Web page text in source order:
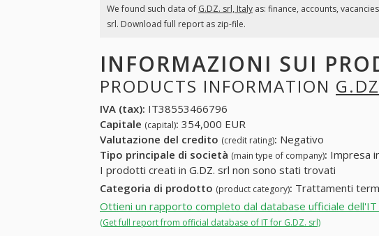
We found such data of G.DZ. srl, Italyas: finance, accounts,
srl. Download full report as zip-file.
INFORMAZIONI SUI
PRODUCTS INFORMATION
IVA (tax): IT38553466796
Capitale (capital): 354,000 EUR
Valutazione del credito (credit rating): Negativo
Tipo principale di società (main type of company): Impresa
I prodotti creati in G.DZ. srl non sono stati trovati
Categoria di prodotto (product category): Trattamenti
Ottieni un rapporto completo dal database ufficiale dell'IT
(Get full report from official database of IT for G.DZ. srl)